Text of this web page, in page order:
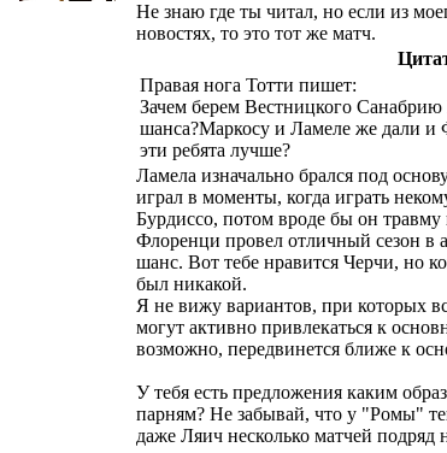
Не знаю где ты читал, но если из
новостях, то это тот же матч.
Правая нога Тотти пишет:
Зачем берем Вестницкого
шанса?Маркосу и Ламеле же дали
эти ребята лучше?
Ламела изначально брался под
играл в моменты, когда играть
Бурдиссо, потом вроде бы он травму
Флоренци провел отличный сезон в
шанс. Вот тебе нравится Черчи, но
был никакой.
Я не вижу вариантов, при которых
могут активно привлекаться к
возможно, передвинется ближе к
У тебя есть предложения каким
парням? Не забывай, что у "Ромы"
даже Ляич несколько матчей подряд